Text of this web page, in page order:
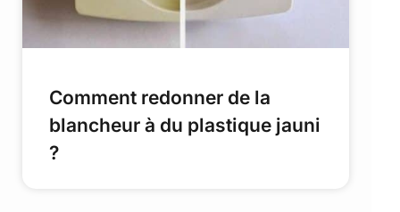
Comment redonner de la
blancheur à du plastique jauni
?